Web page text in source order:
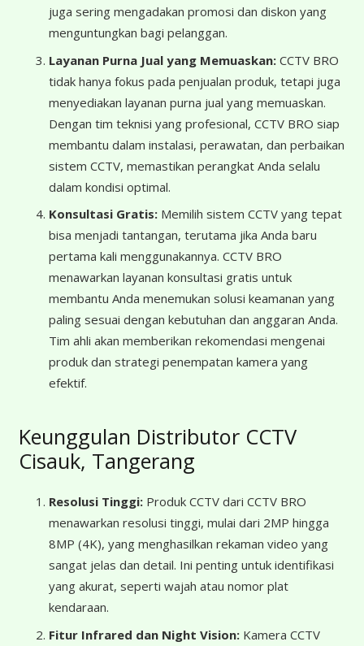
juga sering mengadakan promosi dan diskon yang
menguntungkan bagi pelanggan.
Layanan Purna Jual yang Memuaskan: CCTV BRO
tidak hanya fokus pada penjualan produk, tetapi juga
menyediakan layanan purna jual yang memuaskan.
Dengan tim teknisi yang profesional, CCTV BRO siap
membantu dalam instalasi, perawatan, dan perbaikan
sistem CCTV, memastikan perangkat Anda selalu
dalam kondisi optimal.
Konsultasi Gratis: Memilih sistem CCTV yang tepat
bisa menjadi tantangan, terutama jika Anda baru
pertama kali menggunakannya. CCTV BRO
menawarkan layanan konsultasi gratis untuk
membantu Anda menemukan solusi keamanan yang
paling sesuai dengan kebutuhan dan anggaran Anda.
Tim ahli akan memberikan rekomendasi mengenai
produk dan strategi penempatan kamera yang
efektif.
Keunggulan Distributor CCTV
Cisauk, Tangerang
Resolusi Tinggi: Produk CCTV dari CCTV BRO
menawarkan resolusi tinggi, mulai dari 2MP hingga
8MP (4K), yang menghasilkan rekaman video yang
sangat jelas dan detail. Ini penting untuk identifikasi
yang akurat, seperti wajah atau nomor plat
kendaraan.
Fitur Infrared dan Night Vision: Kamera CCTV